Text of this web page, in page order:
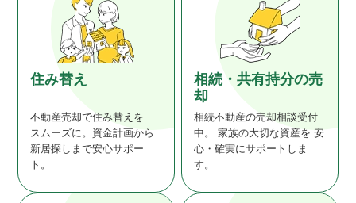
住み替え
不動産売却で住み替えを
スムーズに。資金計画から
新居探しまで安心サポー
ト。
相続・共有持分の売
却
相続不動産の売却相談受付
中。家族の大切な資産を安
心・確実にサポートしま
す。